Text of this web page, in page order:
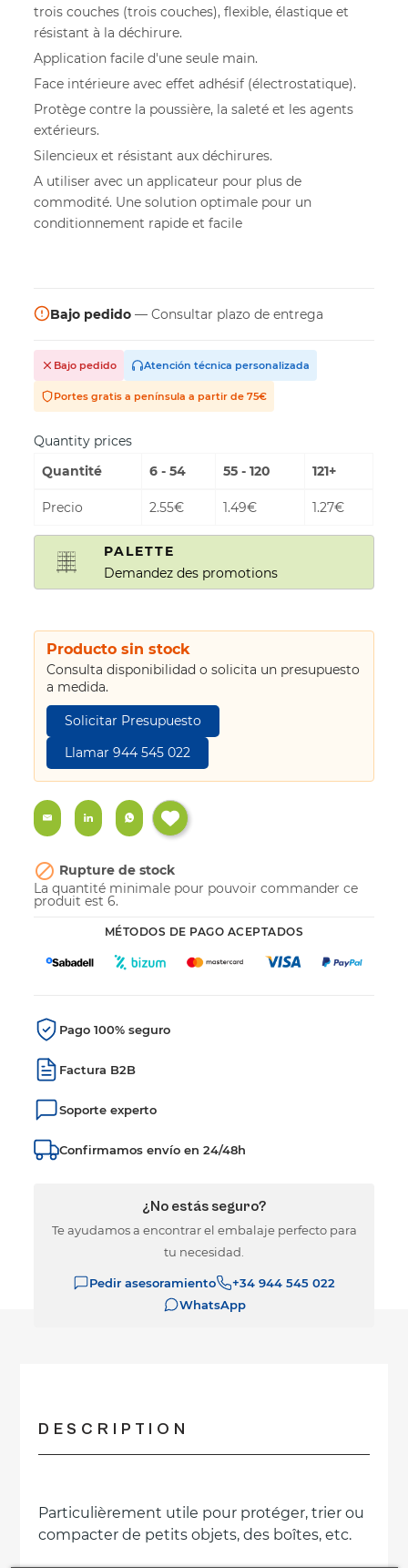
trois couches (trois couches), flexible, élastique et
résistant à la déchirure.
Application facile d'une seule main.
Face intérieure avec effet adhésif (électrostatique).
Protège contre la poussière, la saleté et les agents
extérieurs.
Silencieux et résistant aux déchirures.
A utiliser avec un applicateur pour plus de
commodité. Une solution optimale pour un
conditionnement rapide et facile
Bajo pedido — Consultar plazo de entrega
Bajo pedido Atención técnica personalizada
Portes gratis a península a partir de 75€
Quantity prices
Quantité
6 - 54 55 - 120 121+
Precio 2.55€ 1.49€ 1.27€
PALETTE
Demandez des promotions
Producto sin stock
Consulta disponibilidad o solicita un presupuesto
a medida.
Solicitar Presupuesto
Llamar 944 545 022
 Rupture de stock
La quantité minimale pour pouvoir commander ce
produit est 6.
MÉTODOS DE PAGO ACEPTADOS
Pago 100% seguro
Factura B2B
Soporte experto
Confirmamos envío en 24/48h
¿No estás seguro?
Te ayudamos a encontrar el embalaje perfecto para
tu necesidad.
Pedir asesoramiento
+34 944 545 022
WhatsApp
DESCRIPTION
Particulièrement utile pour protéger, trier ou
compacter de petits objets, des boîtes, etc.